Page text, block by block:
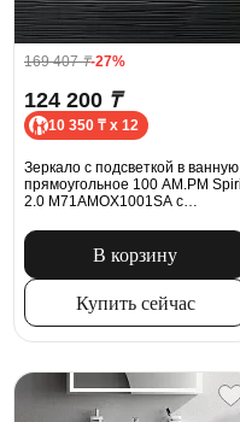
169 407₸-27%
124 200 ₸
10 350 ₸ x 12
Зеркало с подсветкой в ванную
прямоугольное 100 AM.PM
2.0 M71AMOX1001SA с
В корзину
Купить сейчас